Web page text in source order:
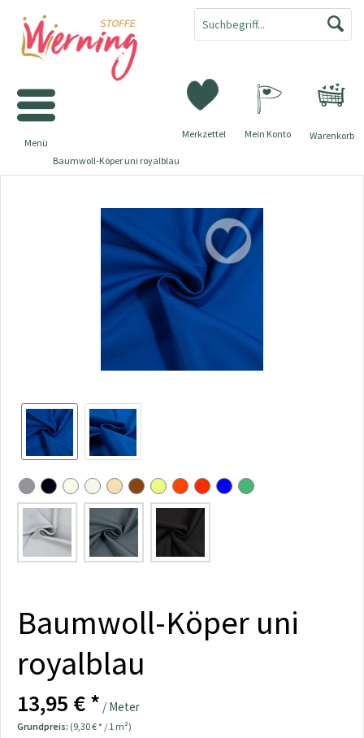
Warenkorb
Merkzettel Mein Konto
Menü
Baumwoll-Köper uni royalblau
Baumwoll-Köper uni
royalblau
13,95 € * / Meter
Grundpreis: (9,30 € * / 1 m²)